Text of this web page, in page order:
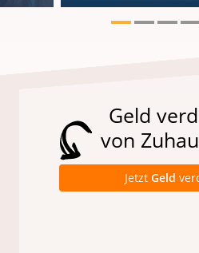
Geld
von
Jetzt Geld